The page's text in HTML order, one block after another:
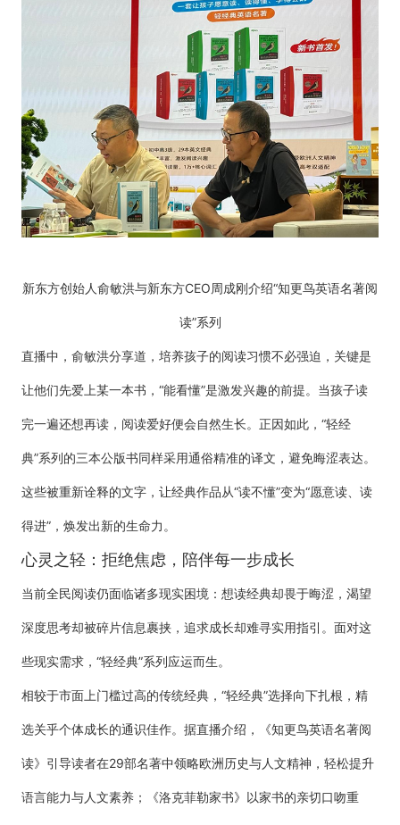
新东方创始人俞敏洪与新东方CEO周成刚介绍“知更鸟英语名著阅
读”系列
直播中，俞敏洪分享道，培养孩子的阅读习惯不必强迫，关键是
让他们先爱上某一本书，“能看懂”是激发兴趣的前提。当孩子读
完一遍还想再读，阅读爱好便会自然生长。正因如此，“轻经
典”系列的三本公版书同样采用通俗精准的译文，避免晦涩表达。
这些被重新诠释的文字，让经典作品从“读不懂”变为“愿意读、读
得进”，焕发出新的生命力。
心灵之轻：拒绝焦虑，陪伴每一步成长
当前全民阅读仍面临诸多现实困境：想读经典却畏于晦涩，渴望
深度思考却被碎片信息裹挟，追求成长却难寻实用指引。面对这
些现实需求，“轻经典”系列应运而生。
相较于市面上门槛过高的传统经典，“轻经典”选择向下扎根，精
选关乎个体成长的通识佳作。据直播介绍，《知更鸟英语名著阅
读》引导读者在29部名著中领略欧洲历史与人文精神，轻松提升
语言能力与人文素养；《洛克菲勒家书》以家书的亲切口吻重